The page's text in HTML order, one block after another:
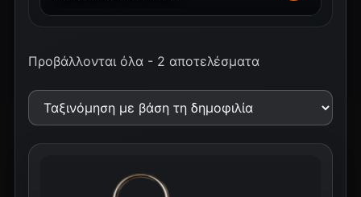
Προβάλλονται όλα - 2 αποτελέσματα